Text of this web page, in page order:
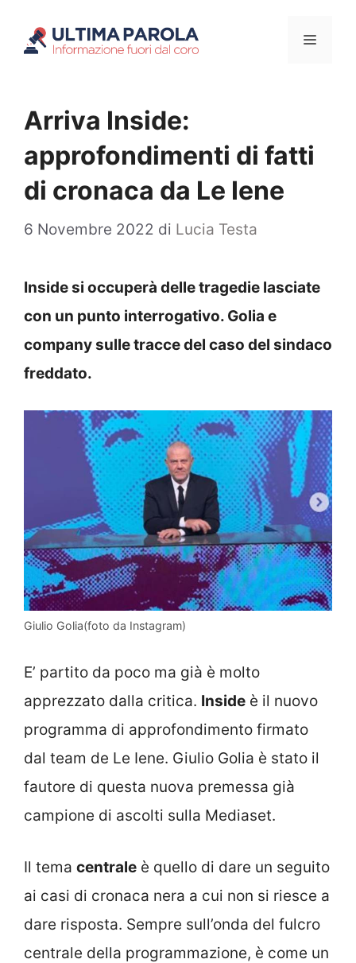
Menu
Arriva Inside:
approfondimenti di fatti
di cronaca da Le Iene
6 Novembre 2022 di Lucia Testa
Inside si occuperà delle tragedie lasciate
con un punto interrogativo. Golia e
company sulle tracce del caso del sindaco
freddato.
Giulio Golia(foto da Instagram)
E’ partito da poco ma già è molto
apprezzato dalla critica. Inside è il nuovo
programma di approfondimento firmato
dal team de Le Iene. Giulio Golia è stato il
fautore di questa nuova premessa già
campione di ascolti sulla Mediaset.
Il tema centrale è quello di dare un seguito
ai casi di cronaca nera a cui non si riesce a
dare risposta. Sempre sull’onda del fulcro
centrale della programmazione, è come un